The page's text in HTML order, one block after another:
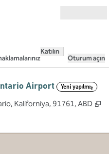
Katılın
Oturum açın
Airport Yeni yapılmış
Kaliforniya, 91761, ABD ,